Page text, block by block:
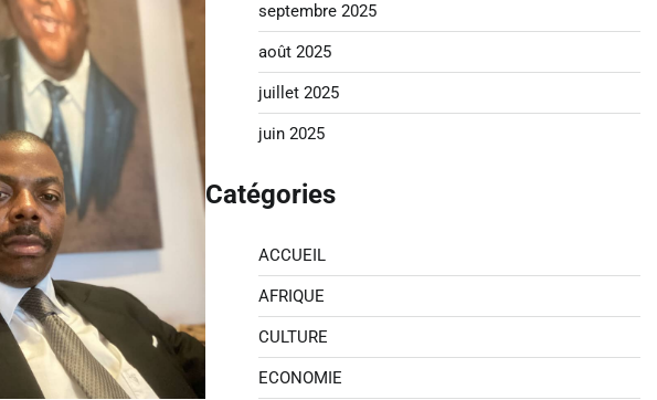
septembre 2025
août 2025
juillet 2025
juin 2025
Catégories
ACCUEIL
AFRIQUE
CULTURE
ECONOMIE